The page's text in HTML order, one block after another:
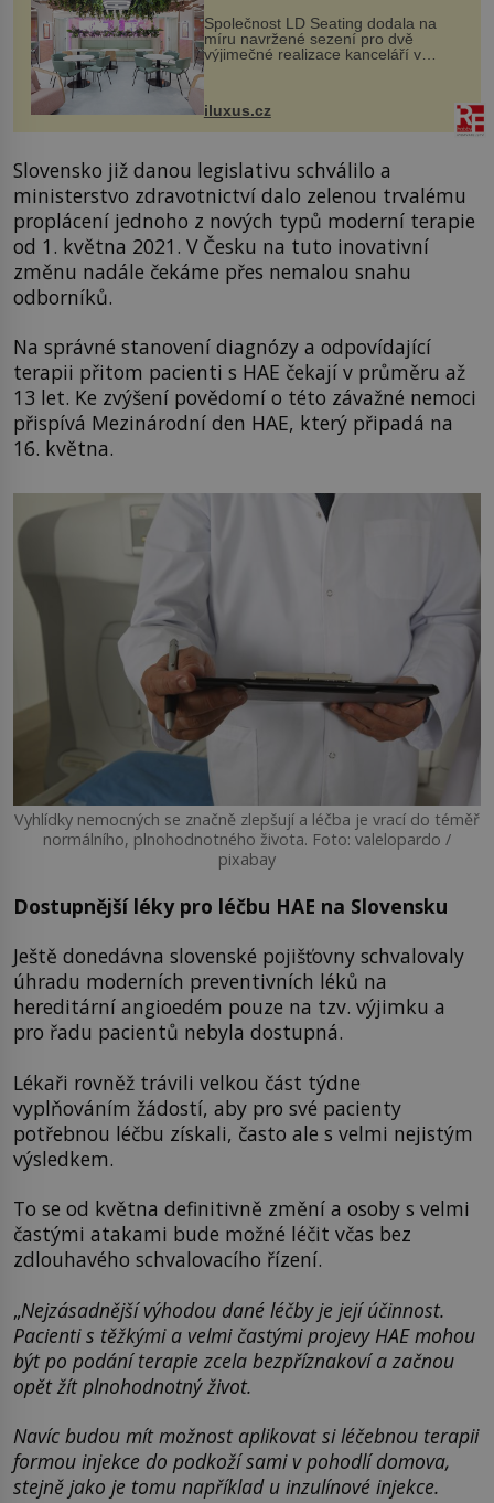
Společnost LD Seating dodala na
míru navržené sezení pro dvě
výjimečné realizace kanceláří v
areálu MediaCityUK v anglickém
budov Media...
iluxus.cz
Slovensko již danou legislativu schválilo a
ministerstvo zdravotnictví dalo zelenou trvalému
proplácení jednoho z nových typů moderní terapie
od 1. května 2021. V Česku na tuto inovativní
změnu nadále čekáme přes nemalou snahu
odborníků.
Na správné stanovení diagnózy a odpovídající
terapii přitom pacienti s HAE čekají v průměru až
13 let. Ke zvýšení povědomí o této závažné nemoci
přispívá Mezinárodní den HAE, který připadá na
16. května.
Vyhlídky nemocných se značně zlepšují a léčba je vrací do téměř
normálního, plnohodnotného života. Foto: valelopardo /
pixabay
Dostupnější léky pro léčbu HAE na Slovensku
Ještě donedávna slovenské pojišťovny schvalovaly
úhradu moderních preventivních léků na
hereditární angioedém pouze na tzv. výjimku a
pro řadu pacientů nebyla dostupná.
Lékaři rovněž trávili velkou část týdne
vyplňováním žádostí, aby pro své pacienty
potřebnou léčbu získali, často ale s velmi nejistým
výsledkem.
To se od května definitivně změní a osoby s velmi
častými atakami bude možné léčit včas bez
zdlouhavého schvalovacího řízení.
„Nejzásadnější výhodou dané léčby je její účinnost.
Pacienti s těžkými a velmi častými projevy HAE mohou
být po podání terapie zcela bezpříznakoví a začnou
opět žít plnohodnotný život.
Navíc budou mít možnost aplikovat si léčebnou terapii
formou injekce do podkoží sami v pohodlí domova,
stejně jako je tomu například u inzulínové injekce.